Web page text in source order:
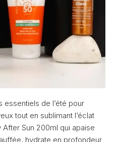
essentiels de l’été pour
tout en sublimant l’éclat
Sun 200ml qui apaise
hydrate en profondeur